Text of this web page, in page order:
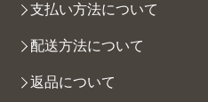
支払い方法について
配送方法について
返品について